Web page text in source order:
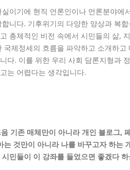
실이기에 현직 언론인이나 언론분야에
합니다. 기후위기의 다양한 양상과 복
총체적인 비전 속에서 시민들의 삶,
국제정세의 흐름을 파악하고 소개하
다. 이를 위한 우리 사회 담론지형과
는 어렵다는 생각입니다.
기존 매체만이 아니라 개인 블로그,
는 것만이 아니라 나를 바꾸고자 하는
민들이 이 강좌를 들었으면 좋겠다 하